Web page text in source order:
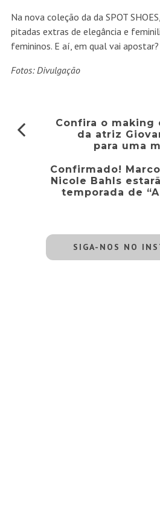
Na nova coleção da da SPOT
pitadas extras de elegância e
femininos. E aí, em qual vai apostar?
Fotos: Divulgação
Confira o making
da atriz
para uma
Confirmado!
Nicole Bahls
temporada de
SIGA-NOS NO